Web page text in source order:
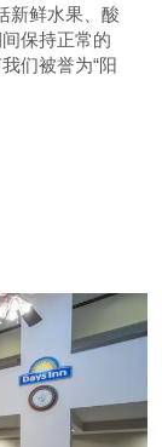
新鲜水果、酸
保持正常的
们被誉为“阳